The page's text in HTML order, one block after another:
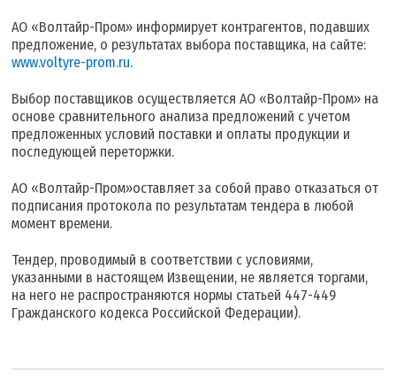
АО «Волтайр-Пром» информирует контрагентов, подавших
предложение, о результатах выбора поставщика, на сайте:
www.voltyre-prom.ru.
Выбор поставщиков осуществляется АО «Волтайр-Пром» на
основе сравнительного анализа предложений с учетом
предложенных условий поставки и оплаты продукции и
последующей переторжки.
АО «Волтайр-Пром»оставляет за собой право отказаться от
подписания протокола по результатам тендера в любой
момент времени.
Тендер, проводимый в соответствии с условиями,
указанными в настоящем Извещении, не является торгами,
на него не распространяются нормы статьей 447-449
Гражданского кодекса Российской Федерации).